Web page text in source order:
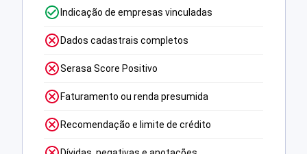
Indicação de empresas vinculadas
Dados cadastrais completos
Serasa Score Positivo
Faturamento ou renda presumida
Recomendação e limite de crédito